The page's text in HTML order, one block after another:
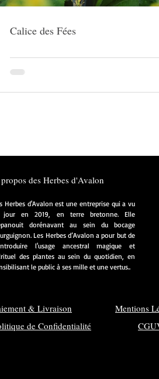
Calice des Fées
des Herbes d'Avalon
Herbes d'Avalon est une entreprise qui a vu
en 2019, en terre bretonne. Elle
dorénavant au sein du bocage
Les Herbes d’Avalon a pour but de
l'usage ancestral magique et
des plantes au sein du quotidien, en
le public à ses mille et une vertus..
& Livraison
de Confidentialité
Mentions